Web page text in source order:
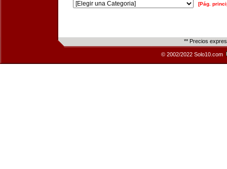
[Pág.
** Precios
© 2002/2022 Solo10.com